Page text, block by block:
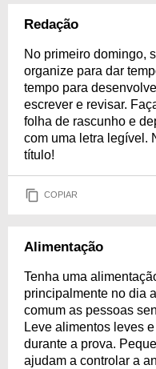
Redação
No primeiro domingo,
organize para dar
tempo para
escrever e revisar.
folha de rascunho e
com uma letra legível.
título!
COPIAR
Alimentação
Tenha uma
principalmente no dia
comum as pessoas
Leve alimentos leves
durante a prova.
ajudam a controlar a